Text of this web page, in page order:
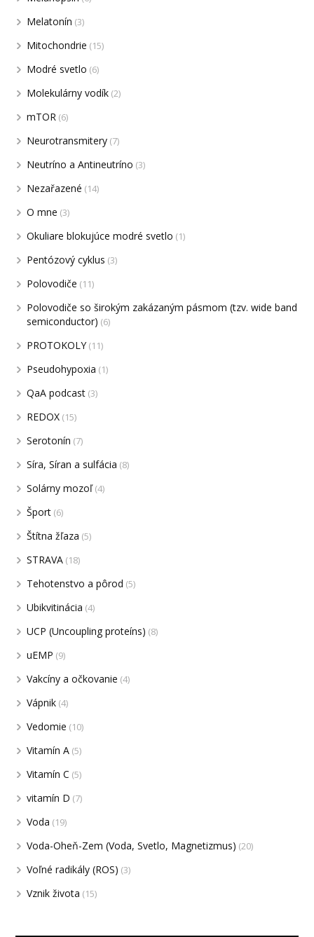
Melatonín (3)
Mitochondrie (15)
Modré svetlo (6)
Molekulárny vodík (2)
mTOR (6)
Neurotransmitery (7)
Neutríno a Antineutríno (3)
Nezařazené (14)
O mne (3)
Okuliare blokujúce modré svetlo (1)
Pentózový cyklus (3)
Polovodiče (11)
Polovodiče so širokým zakázaným pásmom (tzv. wide band
semiconductor) (6)
PROTOKOLY(11)
Pseudohypoxia (1)
QaA podcast (3)
REDOX (15)
Serotonín (7)
Síra, Síran a sulfácia (8)
Solárny mozoľ(4)
Šport (6)
Štítna žľaza (5)
STRAVA (18)
Tehotenstvo a pôrod (5)
Ubikvitinácia (4)
UCP (Uncoupling proteíns) (8)
uEMP (9)
Vakcíny a očkovanie (4)
Vápnik (4)
Vedomie (10)
Vitamín A (5)
Vitamín C (5)
vitamín D (7)
Voda (19)
Voda-Oheň-Zem (Voda, Svetlo, Magnetizmus) (20)
Voľné radikály (ROS) (3)
Vznik života (15)